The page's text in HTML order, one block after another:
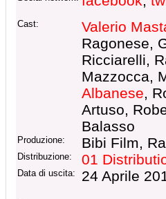
Cast: Valerio
Ragonese,
Ricciarelli,
Mazzocca,
Albanese,
Artuso,
Balasso
Produzione: Bibi Film,
Distribuzione: 01
Data di uscita:
24 Aprile